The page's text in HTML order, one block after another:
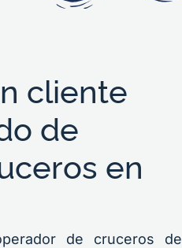
cliente
de
en
de cruceros de